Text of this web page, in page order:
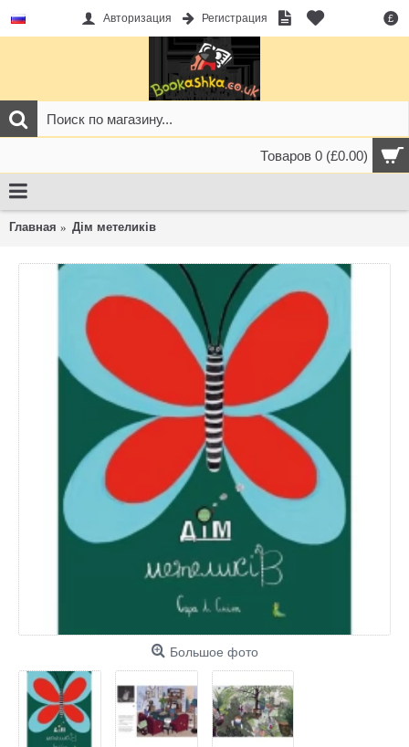
£
Авторизация Регистрация
Товаров 0 (£0.00)
Главная Дім метеликів
Большое фото